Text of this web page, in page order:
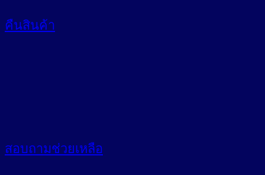
คืนสินค้า
สอบถามช่วยเหลือ